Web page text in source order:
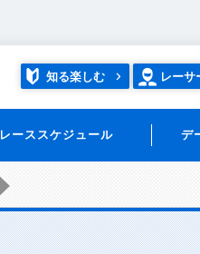
知る楽しむ レーサ
レーススケジュール デ